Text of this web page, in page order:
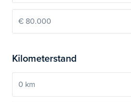
Kilometerstand